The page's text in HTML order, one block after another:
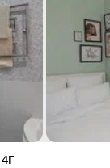
4Г